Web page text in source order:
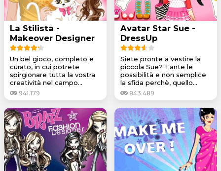
La Stilista -
Makeover Designer
Un bel gioco, completo e
curato, in cui potrete
spirgionare tutta la vostra
creatività nel campo...
941.179
Avatar Star Sue -
DressUp
Siete pronte a vestire la
piccola Sue? Tante le
possibilità e non semplice
la sfida perchè, quello...
843.489